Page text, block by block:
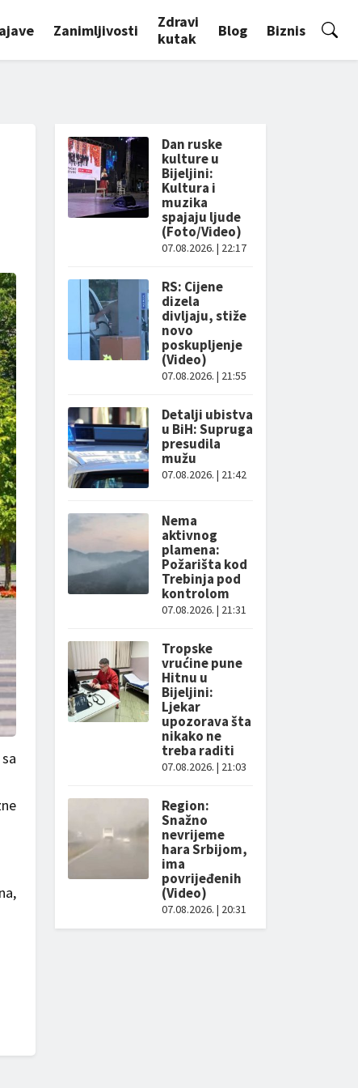
Zanimljivosti
Zdravi
kutak
Blog Biznis
Dan ruske
kulture u
Bijeljini:
Kultura i
muzika
spajaju ljude
(Foto/Video)
07.08.2026. | 22:17
RS: Cijene
dizela
divljaju, stiže
novo
poskupljenje
(Video)
07.08.2026. | 21:55
Detalji ubistva
u BiH: Supruga
presudila
mužu
07.08.2026. | 21:42
Nema
aktivnog
plamena:
Požarišta kod
Trebinja pod
kontrolom
07.08.2026. | 21:31
Tropske
vrućine pune
Hitnu u
Bijeljini:
Ljekar
upozorava šta
nikako ne
treba raditi
07.08.2026. | 21:03
Region:
Snažno
nevrijeme
hara Srbijom,
ima
povrijeđenih
(Video)
07.08.2026. | 20:31